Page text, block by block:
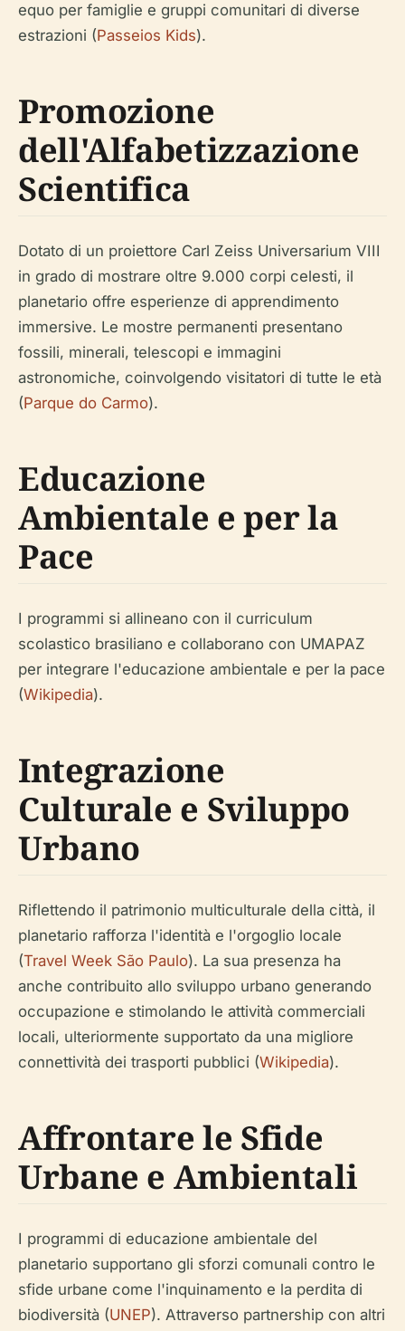
equo per famiglie e gruppi comunitari di diverse
estrazioni (Passeios Kids).
Promozione
dell'Alfabetizzazione
Scientifica
Dotato di un proiettore Carl Zeiss Universarium VIII
in grado di mostrare oltre 9.000 corpi celesti, il
planetario offre esperienze di apprendimento
immersive. Le mostre permanenti presentano
fossili, minerali, telescopi e immagini
astronomiche, coinvolgendo visitatori di tutte le età
(Parque do Carmo).
Educazione
Ambientale e per la
Pace
I programmi si allineano con il curriculum
scolastico brasiliano e collaborano con UMAPAZ
per integrare l'educazione ambientale e per la pace
(Wikipedia).
Integrazione
Culturale e Sviluppo
Urbano
Riflettendo il patrimonio multiculturale della città, il
planetario rafforza l'identità e l'orgoglio locale
(Travel Week São Paulo). La sua presenza ha
anche contribuito allo sviluppo urbano generando
occupazione e stimolando le attività commerciali
locali, ulteriormente supportato da una migliore
connettività dei trasporti pubblici (Wikipedia).
Affrontare le Sfide
Urbane e Ambientali
I programmi di educazione ambientale del
planetario supportano gli sforzi comunali contro le
sfide urbane come l'inquinamento e la perdita di
biodiversità (UNEP). Attraverso partnership con altri